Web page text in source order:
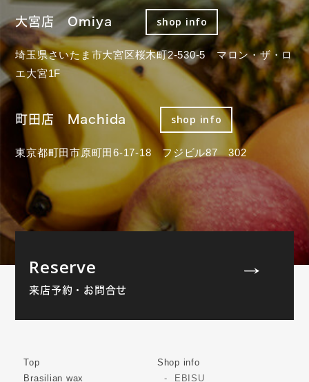
大宮店 Omiya shop info
埼玉県さいたま市大宮区桜木町2-530-5 マロン・ザ・ロ
エ大宮1F
町田店 Machida shop info
東京都町田市原町田6-17-18 フジビル87 302
Reserve
来店予約・お問合せ
Top
Brasilian wax
Shop info
EBISU